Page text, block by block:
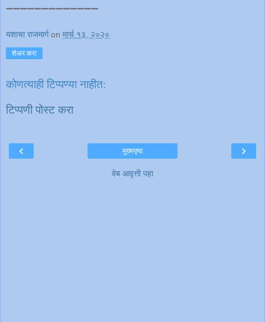
➖➖➖➖➖➖➖➖➖➖➖➖➖
यशाचा राजमार्ग on मार्च १३, २०२०
शेअर करा
कोणत्याही टिप्पण्‍या नाहीत:
टिप्पणी पोस्ट करा
‹ ›
मुख्यपृष्ठ
वेब आवृत्ती पहा